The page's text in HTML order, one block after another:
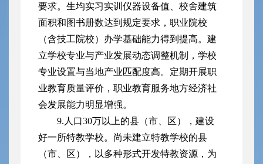
要求。生均实习实训仪器设备值、校舍建筑
面积和图书册数达到规定要求，职业院校
（含技工院校）办学基础能力得到提高。建
立学校专业与产业发展动态调整机制，学校
专业设置与当地产业匹配度高。定期开展职
业教育质量评价，职业教育服务地方经济社
会发展能力明显增强。
9.人口30万以上的县（市、区），建设
好一所特教学校。尚未建立特教学校的县
（市、区），以多种形式开发特教资源，为